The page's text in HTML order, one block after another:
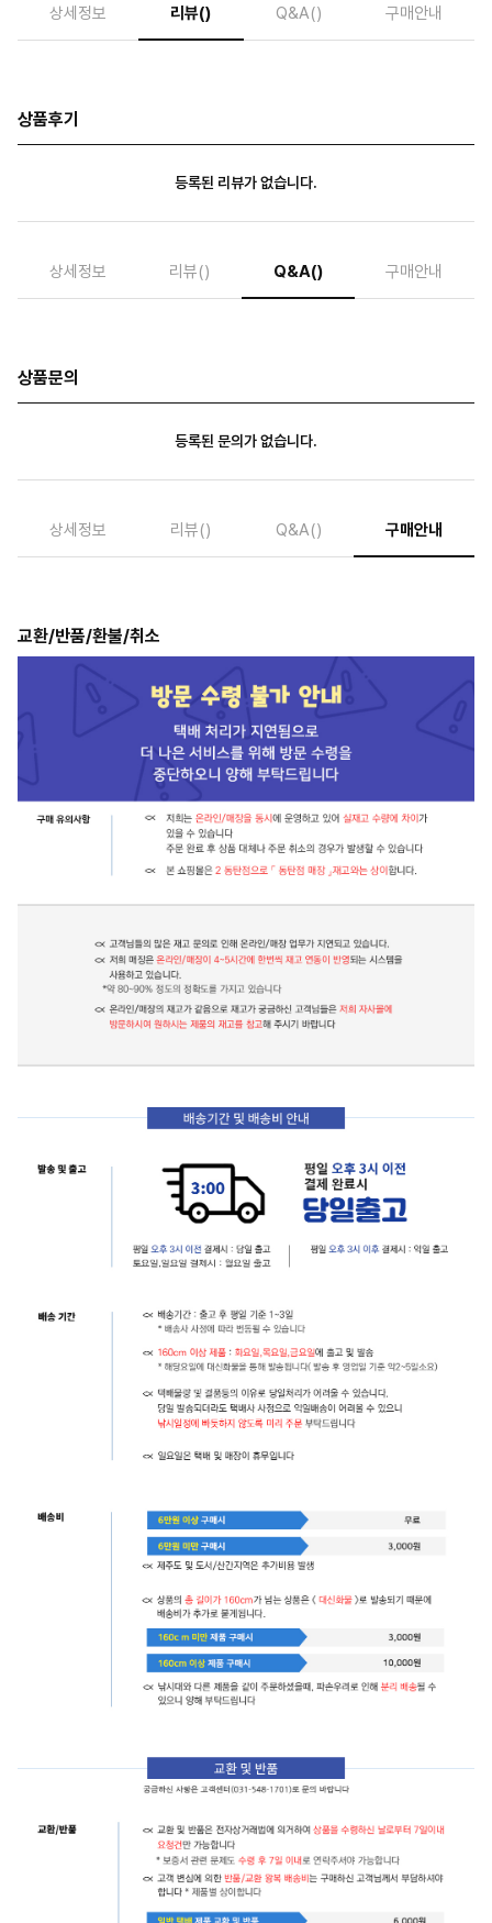
상세정보 리뷰() Q&A() 구매안내
상품후기
등록된 리뷰가 없습니다.
상세정보 리뷰() Q&A() 구매안내
상품문의
등록된 문의가 없습니다.
상세정보 리뷰() Q&A() 구매안내
교환/반품/환불/취소